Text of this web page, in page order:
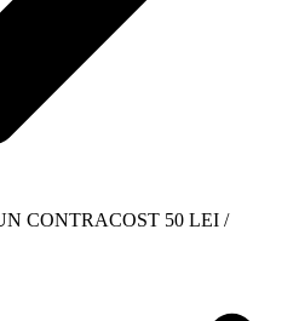
CONTRACOST 50 LEI /